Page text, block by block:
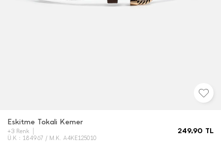
Eskitme Tokali Kemer
+3 Renk
Ü.K : 184967 / M.K. A4KE125010
249,90 TL